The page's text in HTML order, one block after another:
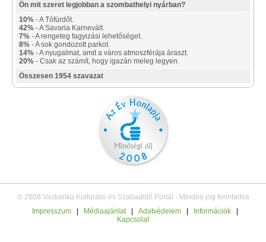
Ön mit szeret legjobban a szombathelyi nyárban?
10% - A Tófürdőt.
42% - A Savaria Karnevált.
7% - A rengeteg fagyizási lehetőséget.
8% - A sok gondozott parkot.
14% - A nyugalmat, amit a város atmoszférája áraszt.
20% - Csak az számít, hogy igazán meleg legyen.
Összesen 1954 szavazat
© 2008 Vaskarika Kulturális és Szabadidő Portál - Minden jog fenntartva
Impresszum
Médiaajánlat Adatvédelem Információk
Kapcsolat